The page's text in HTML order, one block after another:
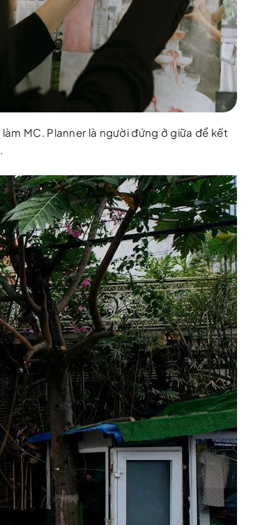
MC. Planner là người đứng ở giữa để kết